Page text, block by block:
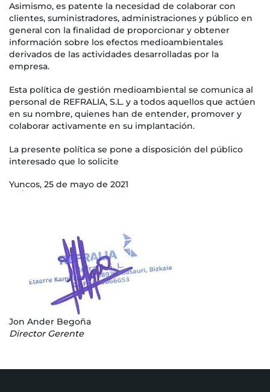
Asimismo, es patente la necesidad de colaborar con
clientes, suministradores, administraciones y público en
general con la finalidad de proporcionar y obtener
información sobre los efectos medioambientales
derivados de las actividades desarrolladas por la
empresa.
Esta política de gestión medioambiental se comunica al
personal de REFRALIA, S.L. y a todos aquellos que actúen
en su nombre, quienes han de entender, promover y
colaborar activamente en su implantación.
La presente política se pone a disposición del público
interesado que lo solicite
Yuncos, 25 de mayo de 2021
Jon Ander Begoña
Director Gerente